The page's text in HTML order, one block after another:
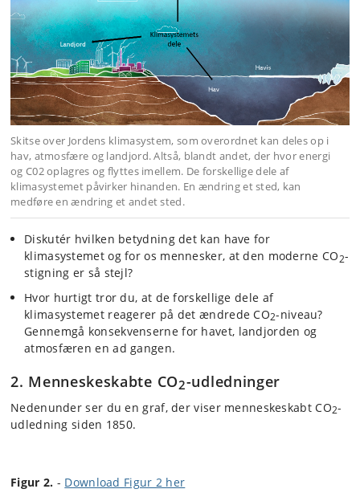
Skitse over Jordens klimasystem, som overordnet kan deles op i
hav, atmosfære og landjord. Altså, blandt andet, der hvor energi
og C02 oplagres og flyttes imellem. De forskellige dele af
klimasystemet påvirker hinanden. En ændring et sted, kan
medføre en ændring et andet sted.
Diskutér hvilken betydning det kan have for
klimasystemet og for os mennesker, at den moderne CO 2-
stigning er så stejl?
Hvor hurtigt tror du, at de forskellige dele af
klimasystemet reagerer på det ændrede CO2-niveau?
Gennemgå konsekvenserne for havet, landjorden og
atmosfæren en ad gangen.
2. Menneskeskabte CO2-udledninger
Nedenunder ser du en graf, der viser menneskeskabt CO2-
udledning siden 1850.
Figur 2. - Download Figur 2 her